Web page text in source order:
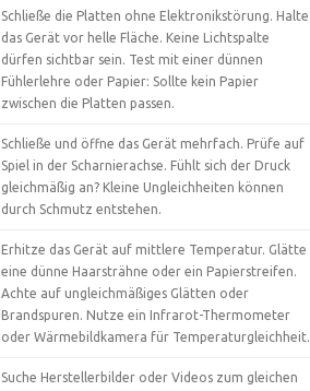
Schließe die Platten ohne Elektronikstörung. Halte
das Gerät vor helle Fläche. Keine Lichtspalte
dürfen sichtbar sein. Test mit einer dünnen
Fühlerlehre oder Papier: Sollte kein Papier
zwischen die Platten passen.
Schließe und öffne das Gerät mehrfach. Prüfe auf
Spiel in der Scharnierachse. Fühlt sich der Druck
gleichmäßig an? Kleine Ungleichheiten können
durch Schmutz entstehen.
Erhitze das Gerät auf mittlere Temperatur. Glätte
eine dünne Haarsträhne oder ein Papierstreifen.
Achte auf ungleichmäßiges Glätten oder
Brandspuren. Nutze ein Infrarot-Thermometer
oder Wärmebildkamera für Temperaturgleichheit.
Suche Herstellerbilder oder Videos zum gleichen